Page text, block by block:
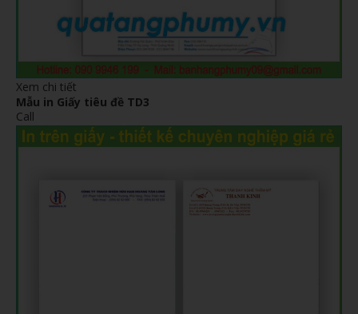
Xem chi tiết
Mẫu in Giấy tiêu đề TD3
Call